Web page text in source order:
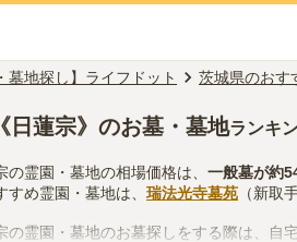
墓地探し】ライフドット 茨城県のおす
日蓮宗》のお墓・墓地ランキ
の霊園・墓地の相場価格は、 一般墓が約
め霊園・墓地は、 瑞法光寺墓苑 （新取
の霊園・墓地のお墓探しをする際は、自